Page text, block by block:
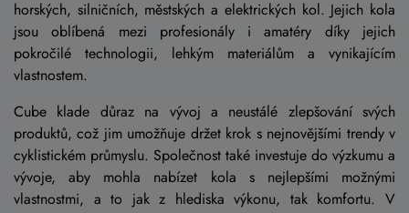
horských, silničních, městských a elektrických kol. Jejich kola
jsou oblíbená mezi profesionály i amatéry díky jejich
pokročilé technologii, lehkým materiálům a vynikajícím
vlastnostem.
Cube klade důraz na vývoj a neustálé zlepšování svých
produktů, což jim umožňuje držet krok s nejnovějšími trendy v
cyklistickém průmyslu. Společnost také investuje do výzkumu a
vývoje, aby mohla nabízet kola s nejlepšími možnými
vlastnostmi, a to jak z hlediska výkonu, tak komfortu. V